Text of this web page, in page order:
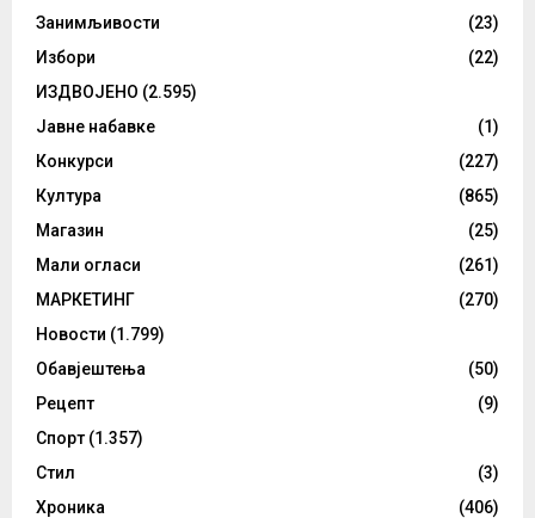
Занимљивости
(23)
Избори
(22)
ИЗДВОЈЕНО (2.595)
Јавне набавке
(1)
Конкурси
(227)
Култура
(865)
Магазин
(25)
Мали огласи
(261)
МАРКЕТИНГ
(270)
Новости (1.799)
Обавјештења
(50)
Рецепт
(9)
Спорт (1.357)
Стил
(3)
Хроника
(406)